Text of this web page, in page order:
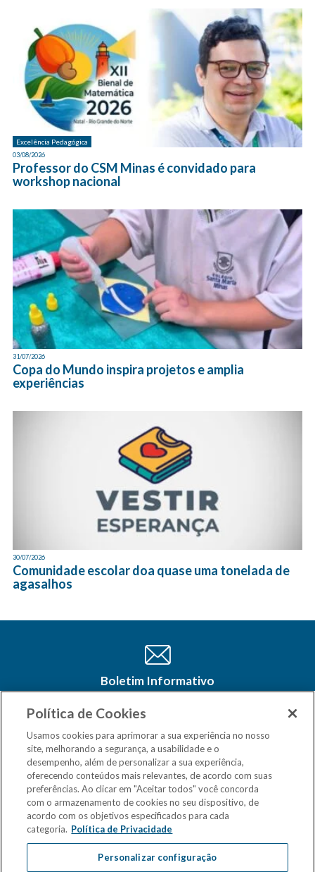
Excelência Pedagógica
03/08/2026
Professor do CSM Minas é convidado para
workshop nacional
31/07/2026
Copa do Mundo inspira projetos e amplia
experiências
30/07/2026
Comunidade escolar doa quase uma tonelada de
agasalhos
Boletim Informativo
Cadastre-se e receba as últimas
Política de Cookies
Usamos cookies para aprimorar a sua experiência no nosso
site, melhorando a segurança, a usabilidade e o
desempenho, além de personalizar a sua experiência,
oferecendo conteúdos mais relevantes, de acordo com suas
preferências. Ao clicar em "Aceitar todos" você concorda
com o armazenamento de cookies no seu dispositivo, de
acordo com os objetivos especificados para cada
categoria. Política de Privacidade
Personalizar configuração